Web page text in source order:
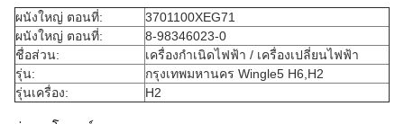
ผนังใหญ่ ตอนที่:
3701100XEG71
ผนังใหญ่ ตอนที่:
8-98346023-0
ชื่อส่วน:
เครื่องกําเนิดไฟฟ้า / เครื่องเปลี่ยนไฟฟ้า
รุ่น:
กรุงเทพมหานคร Wingle5 H6,H2
รุ่นเครื่อง:
H2